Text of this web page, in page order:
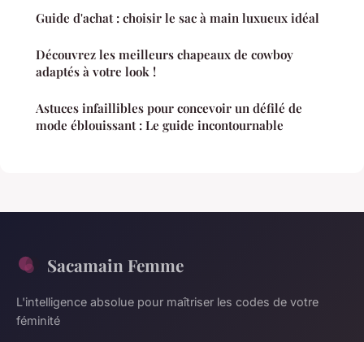
Guide d'achat : choisir le sac à main luxueux idéal
Découvrez les meilleurs chapeaux de cowboy
adaptés à votre look !
Astuces infaillibles pour concevoir un défilé de
mode éblouissant : Le guide incontournable
Sacamain Femme
L'intelligence absolue pour maîtriser les codes de votre
féminité